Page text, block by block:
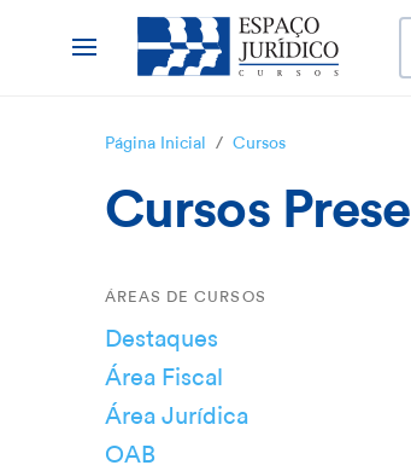
Página Inicial / Cursos
Cursos
ÁREAS DE CURSOS
Destaques
Área Fiscal
Área Jurídica
OAB